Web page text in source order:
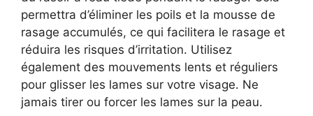
permettra d’éliminer les poils et la mousse de
rasage accumulés, ce qui facilitera le rasage et
réduira les risques d’irritation. Utilisez
également des mouvements lents et réguliers
pour glisser les lames sur votre visage. Ne
jamais tirer ou forcer les lames sur la peau.